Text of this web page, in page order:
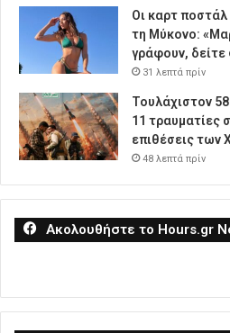
Οι καρτ
τη Μύκονο:
γράφουν,
31 λεπτά πρίν
Τουλάχιστον
11 τραυματίες
επιθέσεις των
48 λεπτά πρίν
Ακολουθήστε το Hours.gr